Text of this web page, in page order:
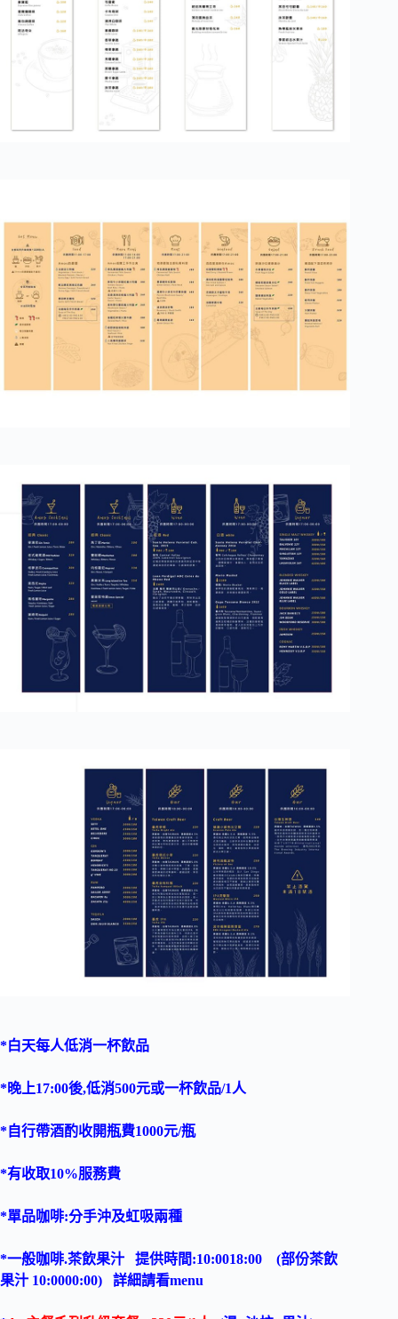
*白天每人低消一杯飲品
*晚上17:00後,低消500元或一杯飲品/1人
*自行帶酒酌收開瓶費1000元/瓶
*有收取10%服務費
*單品咖啡:分手沖及虹吸兩種
*一般咖啡.茶飲果汁 提供時間:10:0018:00 (部份茶飲
果汁 10:0000:00) 詳細請看menu